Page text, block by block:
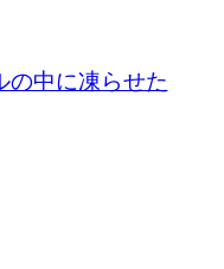
の中に凍らせた